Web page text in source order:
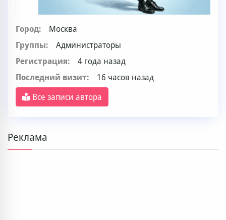
Город:
Москва
Группы:
Администраторы
Регистрация:
4 года назад
Последний визит:
16 часов назад
Все записи автора
Реклама